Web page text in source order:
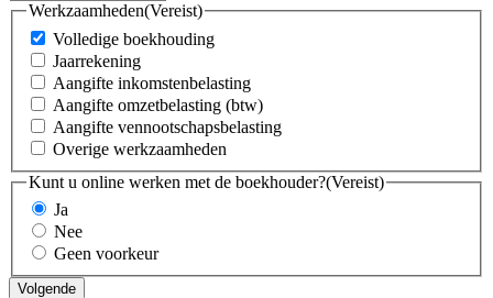
Werkzaamheden(Vereist)
Volledige boekhouding
Jaarrekening
Aangifte inkomstenbelasting
Aangifte omzetbelasting (btw)
Aangifte vennootschapsbelasting
Overige werkzaamheden
Kunt u online werken met de boekhouder?(Vereist)
Ja
Nee
Geen voorkeur